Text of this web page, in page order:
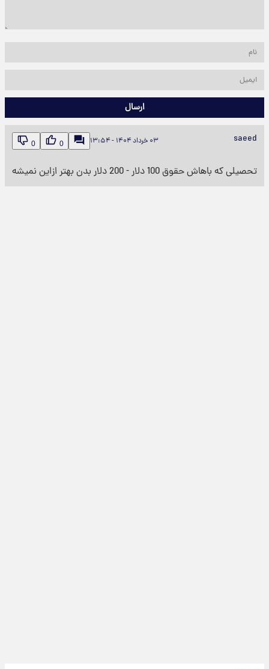
ارسال
saeed ۰۳ خرداد ۱۴۰۴ - ۱۳:۵۴ 0
0
تحصیلی که باهاش حقوق 100 دلار - 200 دلار بدن بهتر ازاین نمیشه